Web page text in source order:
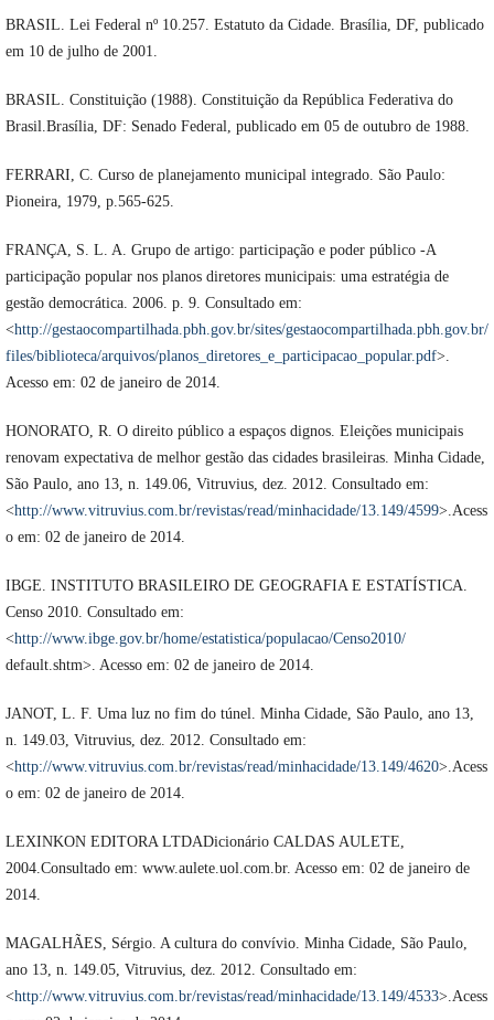
BRASIL. Lei Federal nº 10.257. Estatuto da Cidade. Brasília, DF, publicado
em 10 de julho de 2001.
BRASIL. Constituição (1988). Constituição da República Federativa do
Brasil.Brasília, DF: Senado Federal, publicado em 05 de outubro de 1988.
FERRARI, C. Curso de planejamento municipal integrado. São Paulo:
Pioneira, 1979, p.565-625.
FRANÇA, S. L. A. Grupo de artigo: participação e poder público -A
participação popular nos planos diretores municipais: uma estratégia de
gestão democrática. 2006. p. 9. Consultado em:
<http://gestaocompartilhada.pbh.gov.br/sites/gestaocompartilhada.pbh.gov.br/
files/biblioteca/arquivos/planos_diretores_e_participacao_popular.pdf>.
Acesso em: 02 de janeiro de 2014.
HONORATO, R. O direito público a espaços dignos. Eleições municipais
renovam expectativa de melhor gestão das cidades brasileiras. Minha Cidade,
São Paulo, ano 13, n. 149.06, Vitruvius, dez. 2012. Consultado em:
<http://www.vitruvius.com.br/revistas/read/minhacidade/13.149/4599>.Acess
o em: 02 de janeiro de 2014.
IBGE. INSTITUTO BRASILEIRO DE GEOGRAFIA E ESTATÍSTICA.
Censo 2010. Consultado em:
<http://www.ibge.gov.br/home/estatistica/populacao/Censo2010/
default.shtm>. Acesso em: 02 de janeiro de 2014.
JANOT, L. F. Uma luz no fim do túnel. Minha Cidade, São Paulo, ano 13,
n. 149.03, Vitruvius, dez. 2012. Consultado em:
<http://www.vitruvius.com.br/revistas/read/minhacidade/13.149/4620>.Acess
o em: 02 de janeiro de 2014.
LEXINKON EDITORA LTDADicionário CALDAS AULETE,
2004.Consultado em: www.aulete.uol.com.br. Acesso em: 02 de janeiro de
2014.
MAGALHÃES, Sérgio. A cultura do convívio. Minha Cidade, São Paulo,
ano 13, n. 149.05, Vitruvius, dez. 2012. Consultado em:
<http://www.vitruvius.com.br/revistas/read/minhacidade/13.149/4533>.Acess